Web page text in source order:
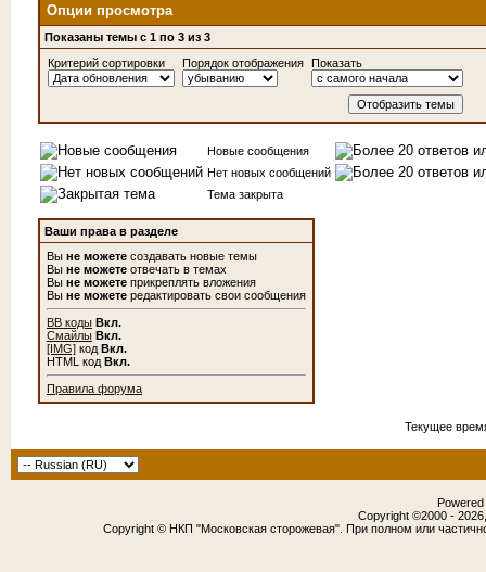
Опции просмотра
Показаны темы с 1 по 3 из 3
Критерий сортировки
Порядок отображения Показать
Новые сообщения
Нет новых сообщений
Тема закрыта
Ваши права в разделе
Вы не можете создавать новые темы
Вы не можете отвечать в темах
Вы не можете прикреплять вложения
Вы не можете редактировать свои сообщения
BB коды Вкл.
Смайлы Вкл.
[IMG] код Вкл.
HTML код Вкл.
Правила форума
Текущее
Copyright ©2000 -
Copyright © НКП "Московская сторожевая". При полном или